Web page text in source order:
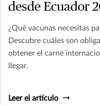
desde Ecuador
¿Qué vacunas necesitas
Descubre cuáles son
obtener el carné
llegar.
Leer el artículo